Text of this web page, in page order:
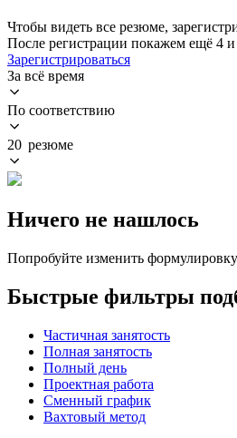
Чтобы видеть все резюме,
После регистрации покажем ещё 4
Зарегистрироваться
За всё время
По соответствию
20 резюме
Ничего не нашлось
Попробуйте изменить
Быстрые фильтры
Частичная занятость
Полная занятость
Полный день
Проектная работа
Сменный график
Вахтовый метод